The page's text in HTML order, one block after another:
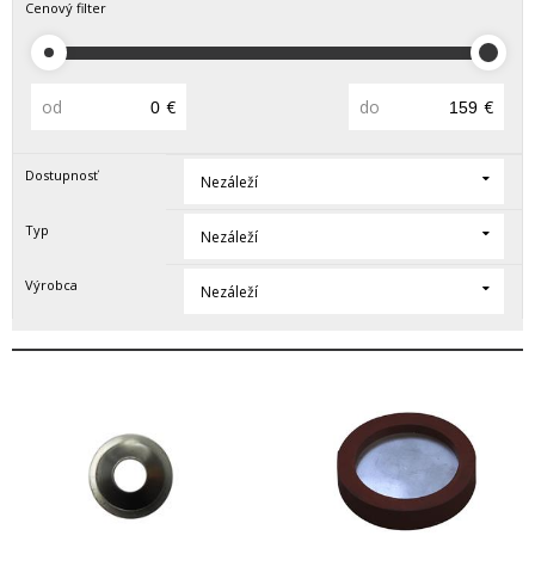
Cenový filter
od € do €
Dostupnosť Nezáleží
Typ Nezáleží
Výrobca Nezáleží